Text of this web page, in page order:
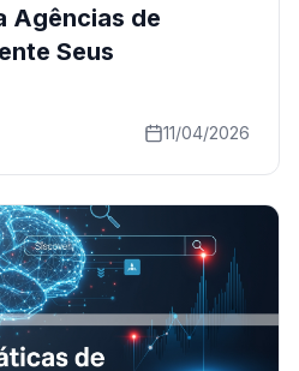
Agências de
Seus
11/04/2026